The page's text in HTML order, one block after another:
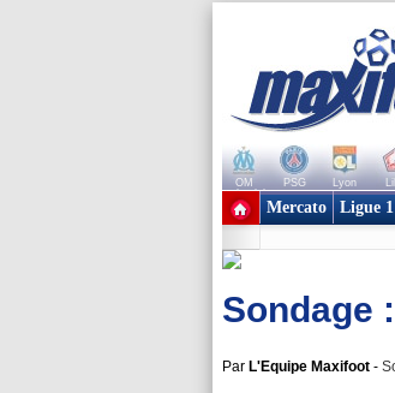
OM PSG Lyon
+ de clubs
Mercato Ligue 1
Sondage
Par L'Equipe Maxifoot -